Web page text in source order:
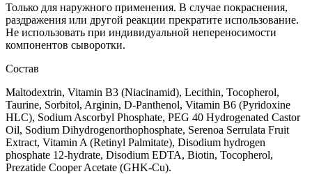
Только для наружного применения. В случае покраснения,
раздражения или другой реакции прекратите использование.
Не использовать при индивидуальной непереносимости
компонентов сыворотки.
Состав
Maltodextrin, Vitamin B3 (Niacinamid), Lecithin, Tocopherol,
Taurine, Sorbitol, Arginin, D-Panthenol, Vitamin B6 (Pyridoxine
HLC), Sodium Ascorbyl Phosphate, PEG 40 Hydrogenated Castor
Oil, Sodium Dihydrogenorthophosphate, Serenoa Serrulata Fruit
Extract, Vitamin A (Retinyl Palmitate), Disodium hydrogen
phosphate 12-hydrate, Disodium EDTA, Biotin, Tocopherol,
Prezatide Cooper Acetate (GHK-Cu).